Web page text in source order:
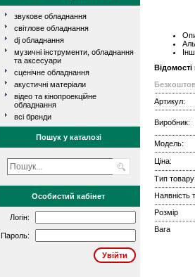
звукове обладнання
світлове обладнання
dj обладнання
музичні інструменти, обладнання
та аксесуари
сценічне обладнання
акустичні матеріали
відео та кінопроекційне
обладнання
всі бренди
Пошук у каталозі
Особистий кабінет
Логін:
Пароль:
Артикул:
Виробник:
Модель:
Ціна:
Тип товару:
Наявність
Розмір
Вага